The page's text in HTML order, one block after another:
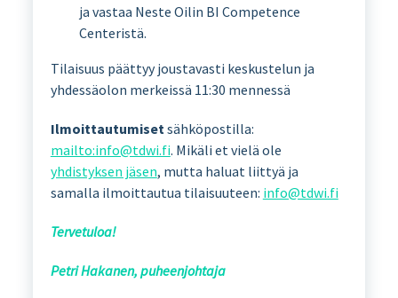
ja vastaa Neste Oilin BI Competence
Centeristä.
Tilaisuus päättyy joustavasti keskustelun ja
yhdessäolon merkeissä 11:30 mennessä
Ilmoittautumiset sähköpostilla:
mailto:info@tdwi.fi. Mikäli et vielä ole
yhdistyksen jäsen, mutta haluat liittyä ja
samalla ilmoittautua tilaisuuteen: info@tdwi.fi
Tervetuloa!
Petri Hakanen, puheenjohtaja